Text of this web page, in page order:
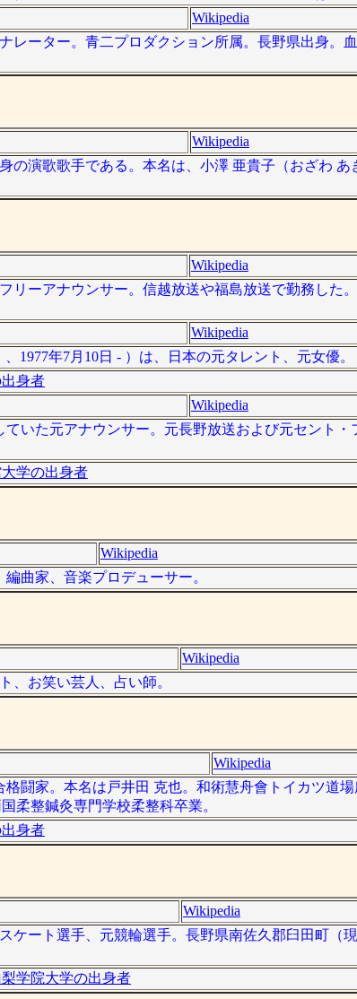
Wikipedia
レーター。青二プロダクション所属。長野県出身。
Wikipedia
の演歌歌手である。本名は、小澤 亜貴子（おざわ あ
Wikipedia
リーアナウンサー。信越放送や福島放送で勤務した
Wikipedia
1977年7月10日 - ）は、日本の元タレント、元女優。
身者
Wikipedia
いた元アナウンサー。元長野放送および元セント・
学の出身者
Wikipedia
曲家、音楽プロデューサー。
Wikipedia
、お笑い芸人、占い師。
Wikipedia
闘家。本名は戸井田 克也。和術慧舟會トイカツ道
柔整鍼灸専門学校柔整科卒業。
身者
Wikipedia
ケート選手、元競輪選手。長野県南佐久郡臼田町（現
学院大学の出身者